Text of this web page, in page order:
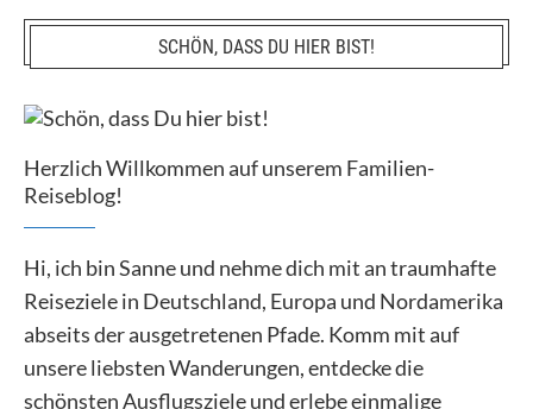
SCHÖN, DASS DU HIER BIST!
Herzlich Willkommen auf unserem Familien-
Reiseblog!
Hi, ich bin Sanne und nehme dich mit an traumhafte
Reiseziele in Deutschland, Europa und Nordamerika
abseits der ausgetretenen Pfade. Komm mit auf
unsere liebsten Wanderungen, entdecke die
schönsten Ausflugsziele und erlebe einmalige